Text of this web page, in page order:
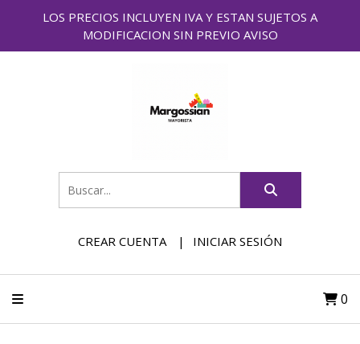
LOS PRECIOS INCLUYEN IVA Y ESTAN SUJETOS A
MODIFICACION SIN PREVIO AVISO
CREAR CUENTA INICIAR SESIÓN
0